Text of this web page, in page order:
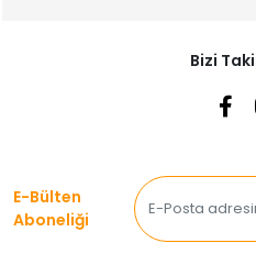
Bizi
E-Bülten
Aboneliği